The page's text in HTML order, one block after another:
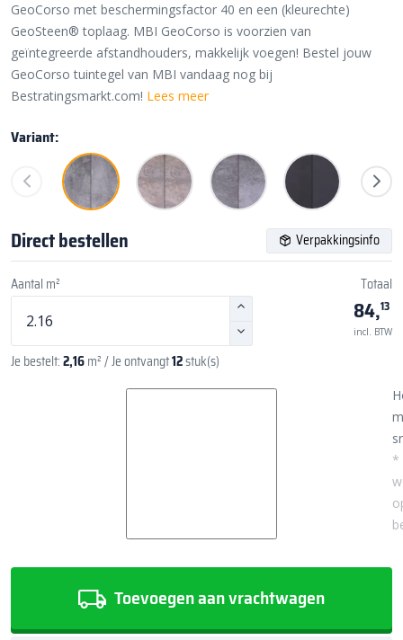
GeoCorso met beschermingsfactor 40 en een (kleurechte)
GeoSteen® toplaag. MBI GeoCorso is voorzien van
geïntegreerde afstandhouders, makkelijk voegen! Bestel jouw
GeoCorso tuintegel van MBI vandaag nog bij
Bestratingsmarkt.com! Lees meer
Variant:
Direct bestellen Verpakkingsinfo
Aantal m²
Je bestelt:2,16m²/ Je ontvangt12stuk(s)
Totaal
84,13
incl. BTW
*
Toevoegen aan vrachtwagen